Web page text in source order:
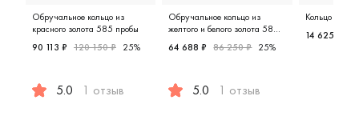
Обручальное кольцо из
красного золота 585 пробы
90 113 ₽ 120 150 ₽ 25%
5.0 1 отзыв
Обручальное кольцо из
желтого и белого золота 585
пробы
64 688 ₽ 86 250 ₽ 25%
5.0 1 отзыв
Кольцо из
14 625 ₽